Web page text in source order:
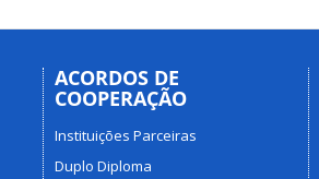
ACORDOS DE
COOPERAÇÃO
Instituições Parceiras
Duplo Diploma